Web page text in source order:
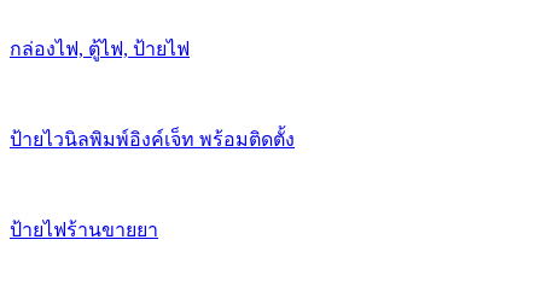
กล่องไฟ, ตู้ไฟ, ป้ายไฟ
ป้ายไวนิลพิมพ์อิงค์เจ็ท พร้อมติดตั้ง
ป้ายไฟร้านขายยา